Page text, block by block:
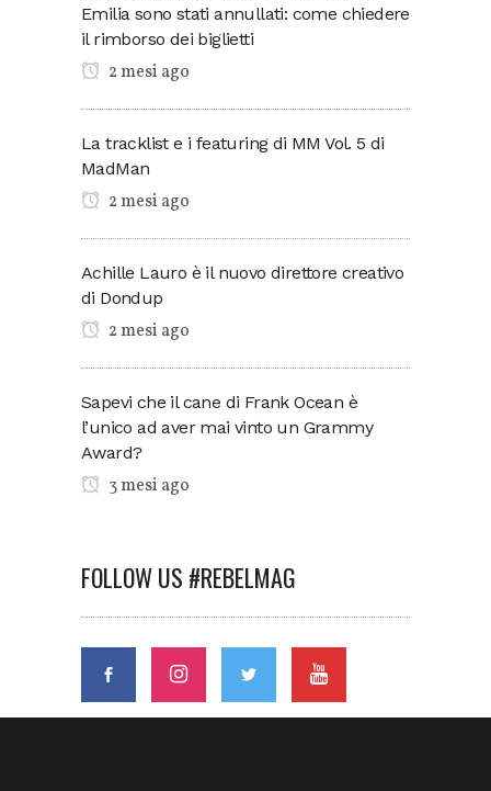
Emilia sono stati annullati: come chiedere
il rimborso dei biglietti
2 mesi ago
La tracklist e i featuring di MM Vol. 5 di
MadMan
2 mesi ago
Achille Lauro è il nuovo direttore creativo
di Dondup
2 mesi ago
Sapevi che il cane di Frank Ocean è
l’unico ad aver mai vinto un Grammy
Award?
3 mesi ago
FOLLOW US #REBELMAG